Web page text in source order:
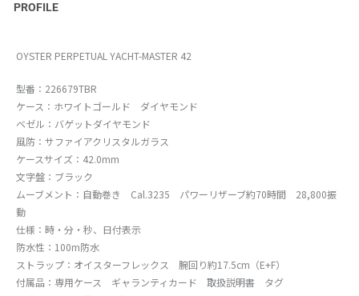
PROFILE
OYSTER PERPETUAL YACHT-MASTER 42
型番：226679TBR
ケース：ホワイトゴールド ダイヤモンド
ベゼル：バゲットダイヤモンド
風防：サファイアクリスタルガラス
ケースサイズ：42.0mm
文字盤：ブラック
ムーブメント：自動巻き Cal.3235 パワーリザーブ約70時間 28,800振
動
仕様：時・分・秒、日付表示
防水性：100m防水
ストラップ：オイスターフレックス 腕回り約17.5cm（E+F）
付属品：専用ケース ギャランティカード 取扱説明書 タグ